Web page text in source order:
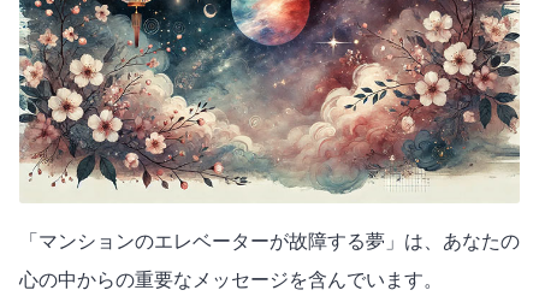
「マンションのエレベーターが故障する夢」は、あなたの
心の中からの重要なメッセージを含んでいます。